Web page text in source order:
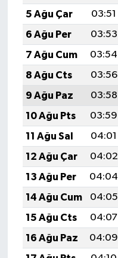
5 Ağu Çar
03:51
6 Ağu Per
03:53
7 Ağu Cum
03:54
8 Ağu Cts
03:56
9 Ağu Paz
03:58
10 Ağu Pts
03:59
11 Ağu Sal
04:01
12 Ağu Çar
04:02
13 Ağu Per
04:04
14 Ağu Cum
04:05
15 Ağu Cts
04:07
16 Ağu Paz
04:09